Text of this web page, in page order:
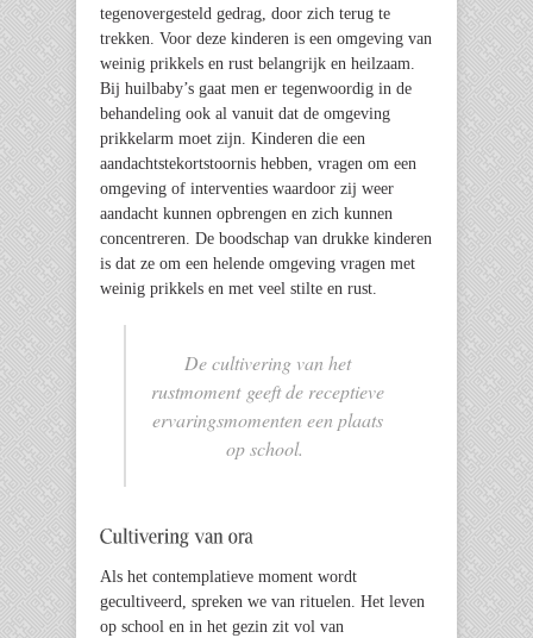
tegenovergesteld gedrag, door zich terug te
trekken. Voor deze kinderen is een omgeving van
weinig prikkels en rust belangrijk en heilzaam.
Bij huilbaby’s gaat men er tegenwoordig in de
behandeling ook al vanuit dat de omgeving
prikkelarm moet zijn. Kinderen die een
aandachtstekortstoornis hebben, vragen om een
omgeving of interventies waardoor zij weer
aandacht kunnen opbrengen en zich kunnen
concentreren. De boodschap van drukke kinderen
is dat ze om een helende omgeving vragen met
weinig prikkels en met veel stilte en rust.
De cultivering van het
rustmoment geeft de receptieve
ervaringsmomenten een plaats
op school.
Als het contemplatieve moment wordt
gecultiveerd, spreken we van rituelen. Het leven
op school en in het gezin zit vol van